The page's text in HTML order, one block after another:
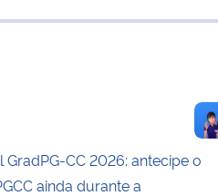
CC 2026: antecipe o
ainda durante a